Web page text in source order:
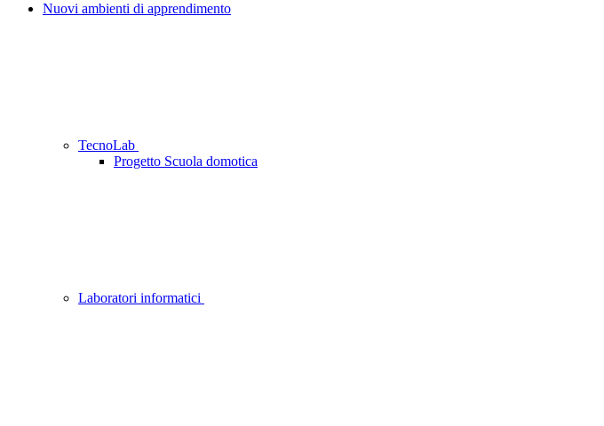
Nuovi ambienti di apprendimento
TecnoLab
Progetto Scuola domotica
Laboratori informatici